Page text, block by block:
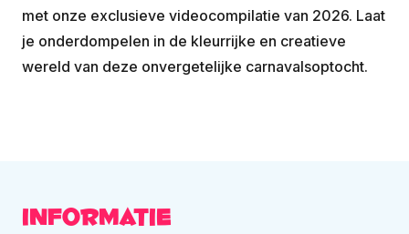
met onze exclusieve videocompilatie van 2026. Laat
je onderdompelen in de kleurrijke en creatieve
wereld van deze onvergetelijke carnavalsoptocht.
Informatie